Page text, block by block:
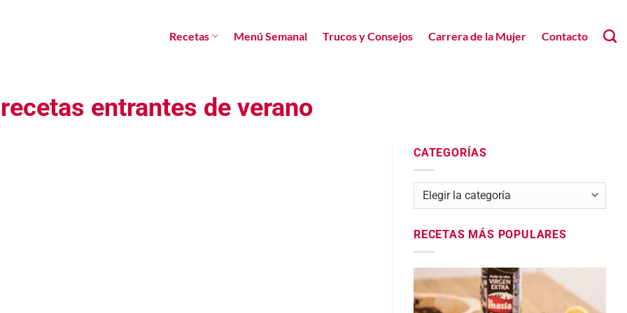
Recetas Menú Semanal Trucos y Consejos Carrera de la Mujer Contacto
recetas entrantes de verano
CATEGORÍAS
Categorías
RECETAS MÁS POPULARES